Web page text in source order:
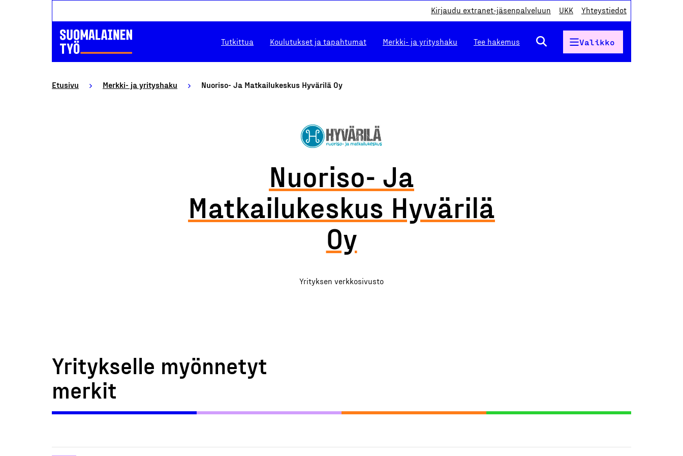
Kirjaudu extranet-jäsenpalveluun UKK Yhteystiedot
Tutkittua Koulutukset ja tapahtumat Merkki- ja yrityshaku Tee hakemus Valikko
Etusivu Merkki- ja yrityshaku Nuoriso- Ja Matkailukeskus Hyvärilä Oy
Nuoriso- Ja
Matkailukeskus Hyvärilä
Oy
Yrityksen verkkosivusto
Yritykselle myönnetyt
merkit